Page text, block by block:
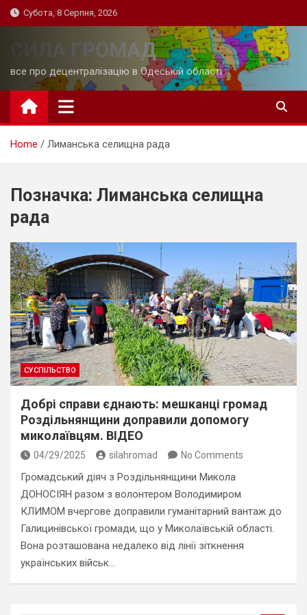
Skip
to
Субота, 8 Серпня, 2026
СИЛА ГРОМАД
все про децентралізацію в Одеській області
Home Лиманська селищна рада
Позначка: Лиманська селищна
рада
СУСПІЛЬСТВО
Добрі справи єднають: мешканці громад
Роздільнянщини доправили допомогу
миколаївцям. ВІДЕО
04/29/2025 silahromad No Comments
Громадський діяч з Роздільнянщини Микола
ДОНОСІЯН разом з волонтером Володимиром
КЛИМОМ вчергове доправили гуманітарний вантаж до
Галицинівської громади, що у Миколаївській області.
Вона розташована недалеко від лінії зіткнення
українських військ…